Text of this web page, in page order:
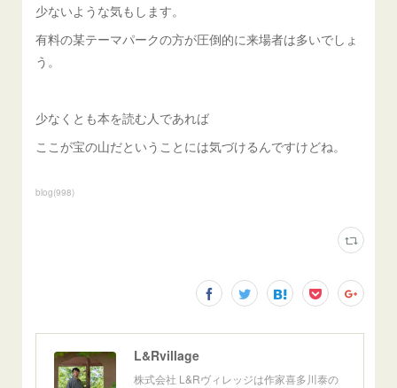
少ないような気もします。
有料の某テーマパークの方が圧倒的に来場者は多いでしょ
う。
少なくとも本を読む人であれば
ここが宝の山だということには気づけるんですけどね。
blog(998)
L&Rvillage
株式会社 L&Rヴィレッジは作家喜多川泰の